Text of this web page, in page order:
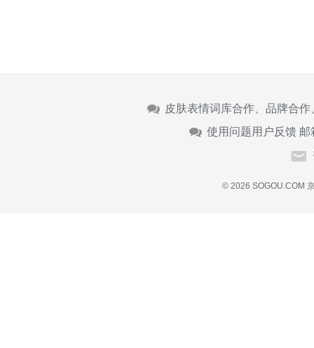
皮肤表情词库合作、品牌合
使用问题用户反馈 邮
© 2026 SOGOU.COM